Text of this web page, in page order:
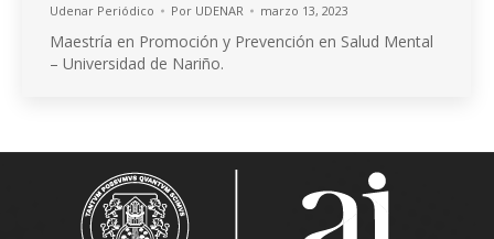
Udenar Periódico Por UDENAR marzo 13, 2023
Maestría en Promoción y Prevención en Salud Mental
– Universidad de Nariño.